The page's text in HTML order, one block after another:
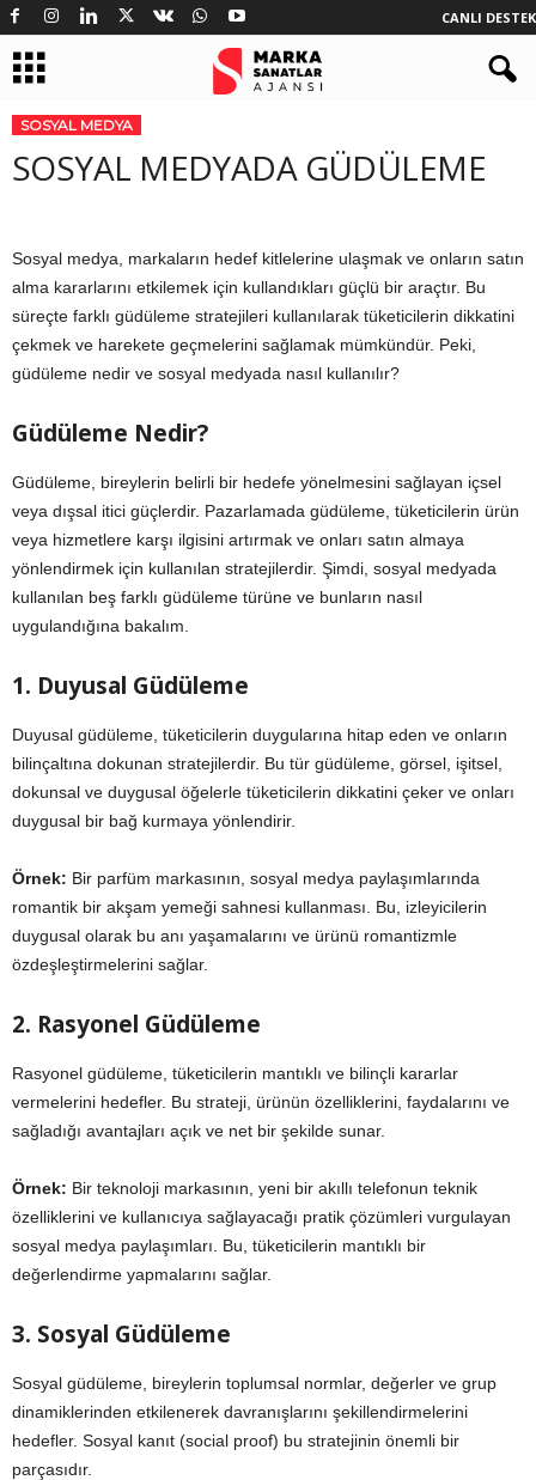
CANLI DESTEK
SOSYAL MEDYA
SOSYAL MEDYADA GÜDÜLEME
Sosyal medya, markaların hedef kitlelerine ulaşmak ve onların satın
alma kararlarını etkilemek için kullandıkları güçlü bir araçtır. Bu
süreçte farklı güdüleme stratejileri kullanılarak tüketicilerin dikkatini
çekmek ve harekete geçmelerini sağlamak mümkündür. Peki,
güdüleme nedir ve sosyal medyada nasıl kullanılır?
Güdüleme Nedir?
Güdüleme, bireylerin belirli bir hedefe yönelmesini sağlayan içsel
veya dışsal itici güçlerdir. Pazarlamada güdüleme, tüketicilerin ürün
veya hizmetlere karşı ilgisini artırmak ve onları satın almaya
yönlendirmek için kullanılan stratejilerdir. Şimdi, sosyal medyada
kullanılan beş farklı güdüleme türüne ve bunların nasıl
uygulandığına bakalım.
1. Duyusal Güdüleme
Duyusal güdüleme, tüketicilerin duygularına hitap eden ve onların
bilinçaltına dokunan stratejilerdir. Bu tür güdüleme, görsel, işitsel,
dokunsal ve duygusal öğelerle tüketicilerin dikkatini çeker ve onları
duygusal bir bağ kurmaya yönlendirir.
Örnek: Bir parfüm markasının, sosyal medya paylaşımlarında
romantik bir akşam yemeği sahnesi kullanması. Bu, izleyicilerin
duygusal olarak bu anı yaşamalarını ve ürünü romantizmle
özdeşleştirmelerini sağlar.
2. Rasyonel Güdüleme
Rasyonel güdüleme, tüketicilerin mantıklı ve bilinçli kararlar
vermelerini hedefler. Bu strateji, ürünün özelliklerini, faydalarını ve
sağladığı avantajları açık ve net bir şekilde sunar.
Örnek: Bir teknoloji markasının, yeni bir akıllı telefonun teknik
özelliklerini ve kullanıcıya sağlayacağı pratik çözümleri vurgulayan
sosyal medya paylaşımları. Bu, tüketicilerin mantıklı bir
değerlendirme yapmalarını sağlar.
3. Sosyal Güdüleme
Sosyal güdüleme, bireylerin toplumsal normlar, değerler ve grup
dinamiklerinden etkilenerek davranışlarını şekillendirmelerini
hedefler. Sosyal kanıt (social proof) bu stratejinin önemli bir
parçasıdır.